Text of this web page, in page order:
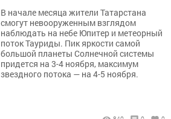
В начале месяца жители Татарстана
смогут невооруженным взглядом
наблюдать на небе Юпитер и метеорный
поток Тауриды. Пик яркости самой
большой планеты Солнечной системы
придется на 3-4 ноября, максимум
звездного потока — на 4-5 ноября.